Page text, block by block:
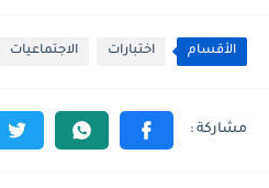
الأقسام اختبارات الاجتماعيات